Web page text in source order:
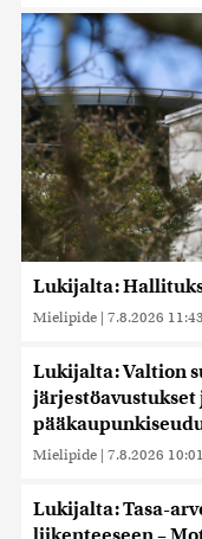
Lukijalta:
Mielipide | 7.8.2026 11:43
Lukijalta: Valtion
järjestöavustukset
Mielipide | 7.8.2026 10:01
Lukijalta: Tasa-